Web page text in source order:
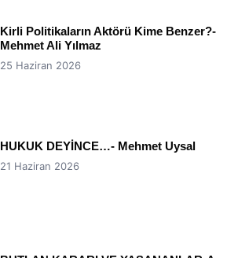
Kirli Politikaların Aktörü Kime Benzer?-
Mehmet Ali Yılmaz
25 Haziran 2026
HUKUK DEYİNCE…- Mehmet Uysal
21 Haziran 2026